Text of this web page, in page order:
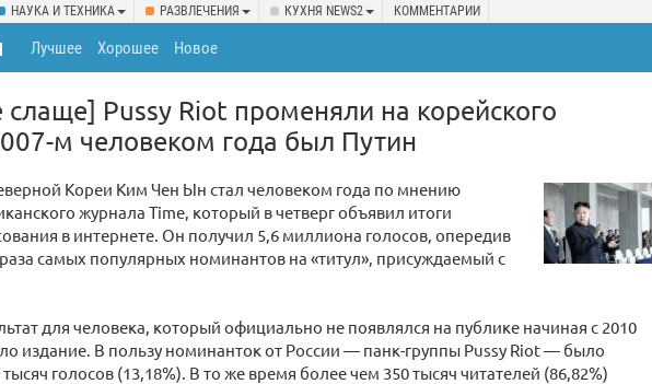
НАУКА И ТЕХНИКА РАЗВЛЕЧЕНИЯ КУХНЯ NEWS2 КОММЕНТАРИИ
Лучшее Хорошее Новое
Pussy Riot променяли на корейского
м человеком года был Путин
Кореи Ким Чен Ын стал человеком года по мнению
журнала Time, который в четверг объявил итоги
в интернете. Он получил 5,6 миллиона голосов, опередив
самых популярных номинантов на «титул», присуждаемый с
для человека, который официально не появлялся на публике начиная с 2010
издание. В пользу номинанток от России — панк-группы Pussy Riot — было
голосов (13,18%). В то же время более чем 350 тысяч читателей (86,82%)